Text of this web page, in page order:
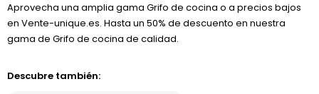
Aprovecha una amplia gama Grifo de cocina o a precios bajos
en Vente-unique.es. Hasta un 50% de descuento en nuestra
gama de Grifo de cocina de calidad.
Descubre también: